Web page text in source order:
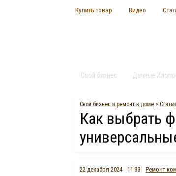
Купить товар Видео
Свой бизнес Дачные
Свой бизнес и ремонт в доме > Статьи
Как выбрать
22 декабря 2024 11:33 Ремонт